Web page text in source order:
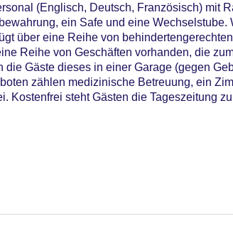
(Englisch, Deutsch, Französisch) mit
ein Safe und eine Wechselstube.
über eine Reihe von
Reihe von Geschäften vorhanden, die
Gäste dieses in einer Garage (gegen
zählen medizinische Betreuung, ein
Kostenfrei steht Gästen die Tageszeitung